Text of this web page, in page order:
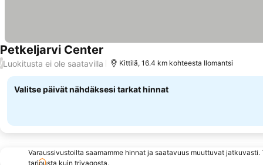
Petkeljarvi Center
/Luokitusta ei ole saatavilla Kittilä, 16.4 km kohteesta Ilomantsi
Valitse päivät nähdäksesi tarkat hinnat
Varaussivustoilta saamamme hinnat ja saatavuus muuttuvat
tarjousta kuin trivagosta.